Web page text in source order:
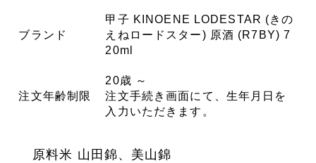
ブランド
甲子 KINOENE LODESTAR (きの
えねロードスター) 原酒 (R7BY) 7
20ml
注文年齢制限
20歳 ～
注文手続き画面にて、生年月日を
入力いただきます。
原料米 山田錦、美山錦